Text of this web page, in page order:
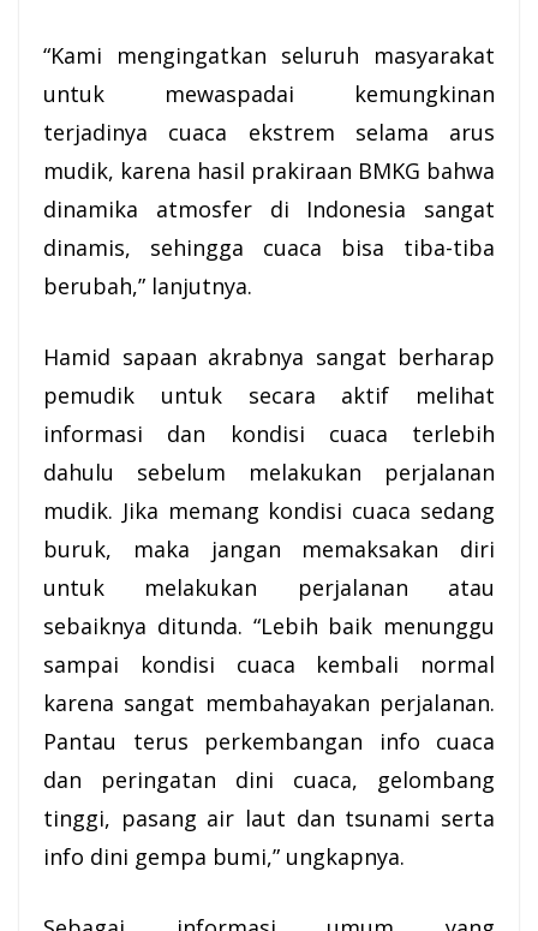
“Kami mengingatkan seluruh masyarakat
untuk mewaspadai kemungkinan
terjadinya cuaca ekstrem selama arus
mudik, karena hasil prakiraan BMKG bahwa
dinamika atmosfer di Indonesia sangat
dinamis, sehingga cuaca bisa tiba-tiba
berubah,” lanjutnya.
Hamid sapaan akrabnya sangat berharap
pemudik untuk secara aktif melihat
informasi dan kondisi cuaca terlebih
dahulu sebelum melakukan perjalanan
mudik. Jika memang kondisi cuaca sedang
buruk, maka jangan memaksakan diri
untuk melakukan perjalanan atau
sebaiknya ditunda. “Lebih baik menunggu
sampai kondisi cuaca kembali normal
karena sangat membahayakan perjalanan.
Pantau terus perkembangan info cuaca
dan peringatan dini cuaca, gelombang
tinggi, pasang air laut dan tsunami serta
info dini gempa bumi,” ungkapnya.